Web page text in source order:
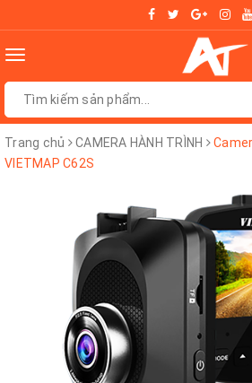
Toggle
Trang chủ CAMERA HÀNH TRÌNH
VIETMAP C62S